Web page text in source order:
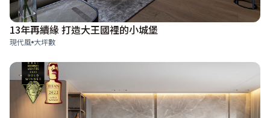
13年再續緣 打造大王國裡的小城堡
現代風 大坪數